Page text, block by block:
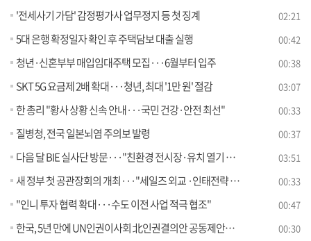
'전세사기 가담' 감정평가사 업무정지 등 첫 징계 02:21
5대 은행 확정일자 확인 후 주택담보 대출 실행 00:42
청년·신혼부부 매입임대주택 모집···6월부터 입주 00:38
SKT 5G 요금제 2배 확대···청년, 최대 '1만 원' 절감 03:07
한 총리 "황사 상황 신속 안내···국민 건강·안전 최선" 00:33
질병청, 전국 일본뇌염 주의보 발령 00:37
다음 달 BIE 실사단 방문···"친환경 전시장·유치 열기 선뵌다" 03:51
새 정부 첫 공관장회의 개최···"세일즈 외교 ·인태전략 이행 논의" 00:33
"인니 투자 협력 확대···수도 이전 사업 적극 협조" 00:47
한국, 5년 만에 UN인권이사회 北인권결의안 공동제안국 복귀 00:30